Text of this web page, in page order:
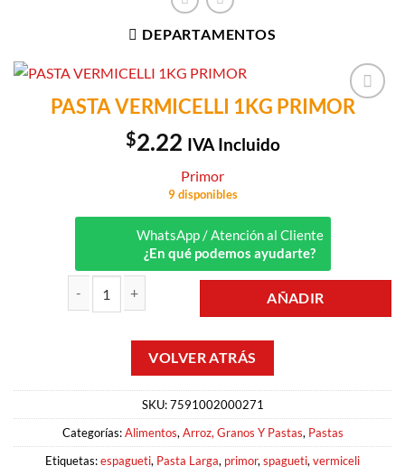
DEPARTAMENTOS
Añadir a
PASTA VERMICELLI 1KG PRIMOR
$2.22 IVA Incluido
Primor
9 disponibles
WhatsApp / Atención al Cliente
¿En qué podemos ayudarte?
PASTA VERMICELLI 1KG PRIMOR cantidad
AÑADIR
SKU:7591002000271
Categorías:Alimentos, Arroz, Granos Y Pastas, Pastas
Etiquetas:espagueti, Pasta Larga, primor, spagueti, vermiceli